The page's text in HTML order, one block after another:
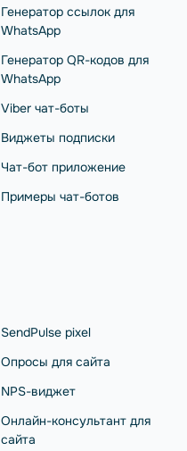
Генератор ссылок для
WhatsApp
Генератор QR-кодов для
WhatsApp
Viber чат-боты
Виджеты подписки
Чат-бот приложение
Примеры чат-ботов
SendPulse pixel
Опросы для сайта
NPS-виджет
Онлайн-консультант для
сайта